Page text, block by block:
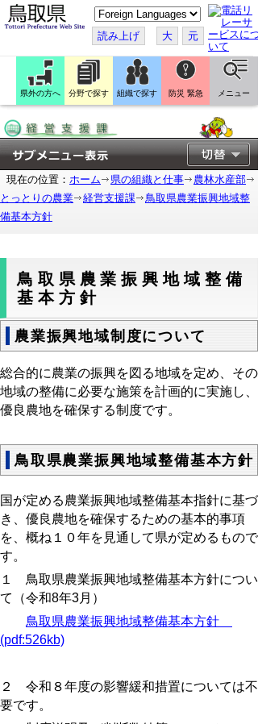
こ
の
ペ
ー
ジ
翻
訳
す
読み上げ 大 元
県外の方へ 分野で探す 組織で探す 防災 緊急 メニュー
現在の位置： ホーム 県の組織と仕事
農林水産部
とっとりの農業
経営支援課
鳥取県農業振興地域整
備基本方針
鳥取県農業振興地域整備
基本方針
農業振興地域制度について
総合的に農業の振興を図る地域を定め、その
地域の整備に必要な施策を計画的に実施し、
優良農地を確保する制度です。
鳥取県農業振興地域整備基本方針
国が定める農業振興地域整備基本指針に基づ
き、優良農地を確保するための基本的事項
を、概ね１０年を見通して県が定めるもので
す。
１ 鳥取県農業振興地域整備基本方針につい
て（令和8年3月）
鳥取県農業振興地域整備基本方針
(pdf:526kb)
２ 令和８年度の影響緩和措置については不
要です。